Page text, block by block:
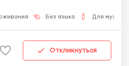
Поддержание приятной
п...
Без языка Для мужчин
Откликнуться